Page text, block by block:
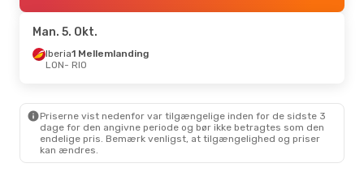
RIO- LON
Man. 5. Okt.
Iberia1 Mellemlanding
LON- RIO
Priserne vist nedenfor var tilgængelige inden for de sidste 3
dage for den angivne periode og bør ikke betragtes som den
endelige pris. Bemærk venligst, at tilgængelighed og priser
kan ændres.